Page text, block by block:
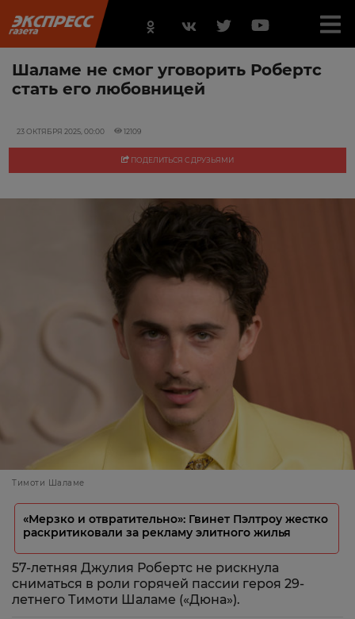
Шаламе не смог уговорить Робертс
стать его любовницей
23 ОКТЯБРЯ 2025, 00:00 12109
ПОДЕЛИТЬСЯ С ДРУЗЬЯМИ
Тимоти Шаламе
«Мерзко и отвратительно»: Гвинет Пэлтроу жестко
раскритиковали за рекламу элитного жилья
57-летняя Джулия Робертс не рискнула
сниматься в роли горячей пассии героя 29-
летнего Тимоти Шаламе («Дюна»).